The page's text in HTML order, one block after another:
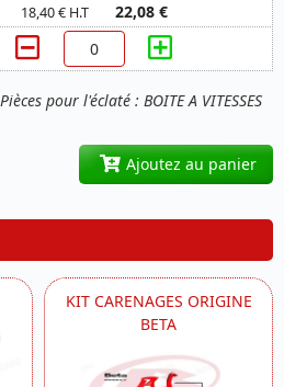
Pièces pour l'éclaté : BOITE A VITESSES
18,40 € H.T 22,08 €
Ajoutez au panier
KIT CARENAGES ORIGINE
BETA